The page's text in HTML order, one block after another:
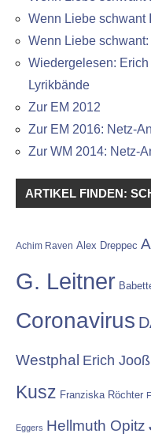
Wenn Liebe schwant
Wenn Liebe
Wiedergelesen:
Lyrikbände
Zur EM 2012
Zur EM 2016: Netz-
Zur WM 2014: Netz-
ARTIKEL FINDEN:
Achim Raven Alex Dreppec
G. Leitner
Coronavirus
Westphal Erich Jooß
Kusz Franziska Röchter
Eggers Hellmuth Opitz